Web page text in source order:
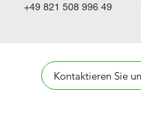
+49 821 508 996 49
Kontaktieren Sie